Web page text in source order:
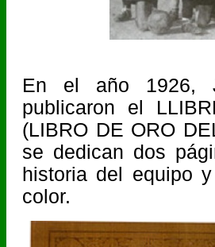
En el año 1926,
publicaron el
(LIBRO DE ORO
se dedican dos
historia del equipo
color.